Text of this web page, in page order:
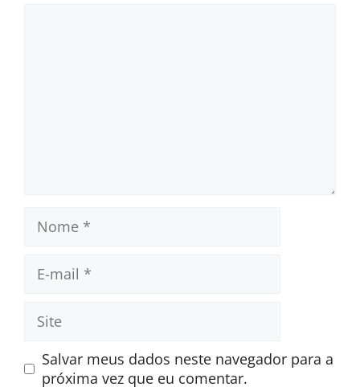
mail
Site
Salvar meus dados neste navegador para a
próxima vez que eu comentar.